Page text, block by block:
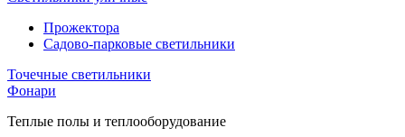
Прожектора
Садово-парковые светильники
Точечные светильники
Фонари
Теплые полы и теплооборудование